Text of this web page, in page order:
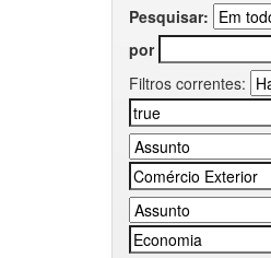
Pesquisar:
por
Filtros correntes: